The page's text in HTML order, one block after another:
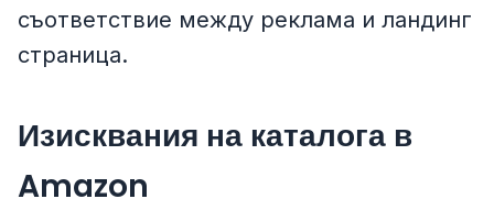
съответствие между реклама и ландинг
страница.
Изисквания на каталога в
Amazon